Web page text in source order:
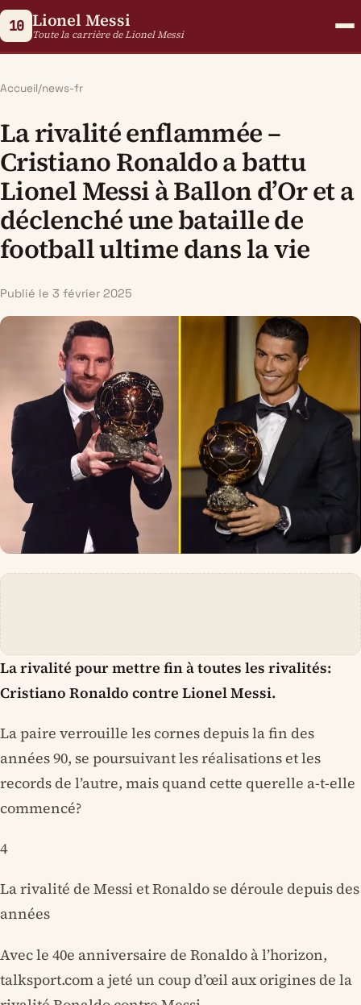
10 Lionel Messi
Toute la carrière de Lionel Messi
Accueil/news-fr
La rivalité enflammée –
Cristiano Ronaldo a battu
Lionel Messi à Ballon d’Or et a
déclenché une bataille de
football ultime dans la vie
Publié le 3 février 2025
La rivalité pour mettre fin à toutes les rivalités:
Cristiano Ronaldo contre Lionel Messi.
La paire verrouille les cornes depuis la fin des
années 90, se poursuivant les réalisations et les
records de l’autre, mais quand cette querelle a-t-elle
commencé?
4
La rivalité de Messi et Ronaldo se déroule depuis des
années
Avec le 40e anniversaire de Ronaldo à l’horizon,
talksport.com a jeté un coup d’œil aux origines de la